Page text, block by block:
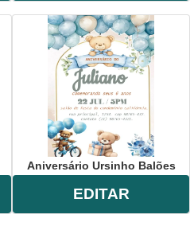
Aniversário Ursinho Balões
EDITAR